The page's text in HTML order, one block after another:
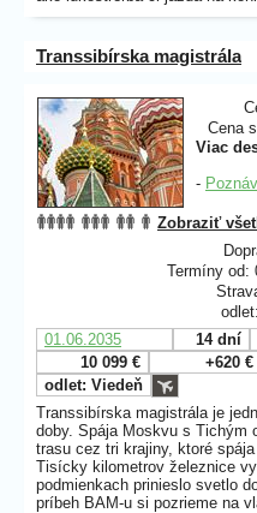
Transsibírska magistrála
Cena
Viac
-
Zobraziť
Termíny od:
01.06.2035
14 dní
10 099 €
+620 €
odlet: Viedeň
Transsibírska magistrála je
doby. Spája Moskvu s Tichým
trasu cez tri krajiny, ktoré
Tisícky kilometrov železnice
podmienkach prinieslo svetlo
príbeh BAM-u si pozrieme na